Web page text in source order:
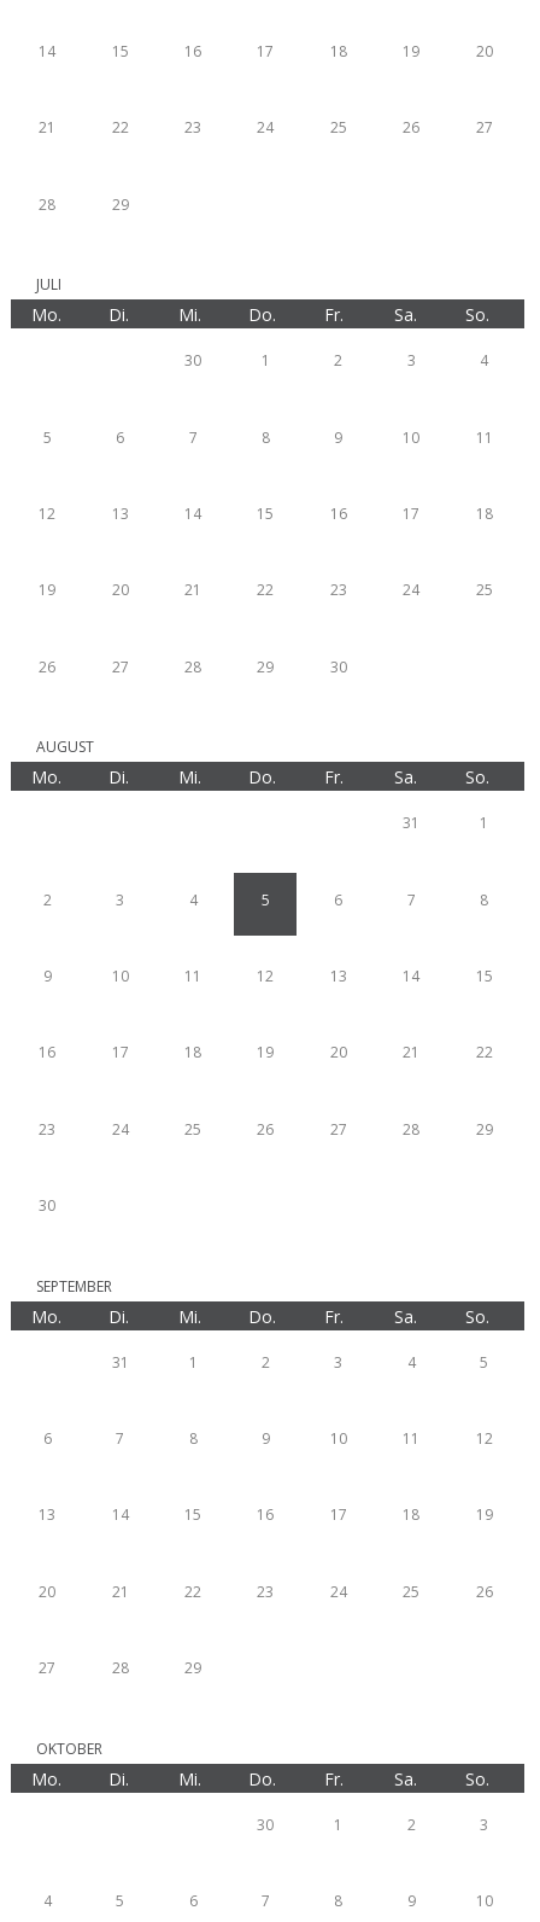
14 15 16 17 18 19 20
21 22 23 24 25 26 27
28 29
JULI
Mo. Di. Mi. Do. Fr. Sa. So.
30 1 2 3 4
5 6 7 8 9 10 11
12 13 14 15 16 17 18
19 20 21 22 23 24 25
26 27 28 29 30
AUGUST
Mo. Di. Mi. Do. Fr. Sa. So.
31 1
2 3 4 5 6 7 8
9 10 11 12 13 14 15
16 17 18 19 20 21 22
23 24 25 26 27 28 29
30
SEPTEMBER
Mo. Di. Mi. Do. Fr. Sa. So.
31 1 2 3 4 5
6 7 8 9 10 11 12
13 14 15 16 17 18 19
20 21 22 23 24 25 26
27 28 29
OKTOBER
Mo. Di. Mi. Do. Fr. Sa. So.
30 1 2 3
4 5 6 7 8 9 10